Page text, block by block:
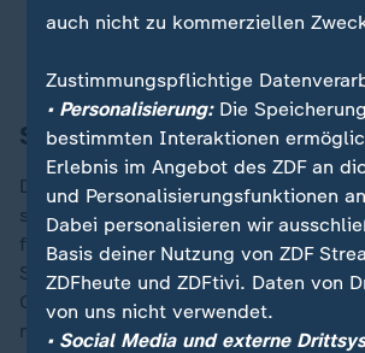
Schuldenpläne schwer
Die letzten Wochen waren für viele an
schwer verdaulich. Insbesondere das
für die Infrastruktur - Stichwort "neue
Schulden" - hat große Skepsis
CSU-Sound vor der Wahl wollten die
nach der Wahl einfach nicht passen.
auch nicht zu kommerziellen
Zustimmungspflichtige
• Personalisierung:Die
bestimmten Interaktionen
Erlebnis im Angebot des ZDF an
und Personalisierungsfunktionen
Dabei personalisieren wir
Basis deiner Nutzung von ZDF
ZDFheute und ZDFtivi. Daten von
von uns nicht verwendet.
• Social Media und externe